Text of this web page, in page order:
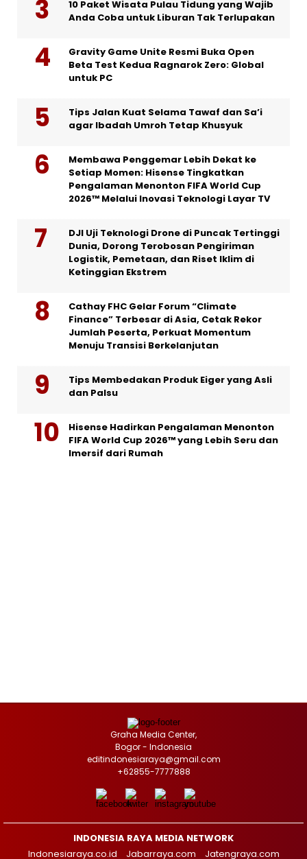
10 Paket Wisata Pulau Tidung yang Wajib
Anda Coba untuk Liburan Tak Terlupakan
Gravity Game Unite Resmi Buka Open
Beta Test Kedua Ragnarok Zero: Global
untuk PC
Tips Jalan Kuat Selama Tawaf dan Sa’i
agar Ibadah Umroh Tetap Khusyuk
Membawa Penggemar Lebih Dekat ke
Setiap Momen: Hisense Tingkatkan
Pengalaman Menonton FIFA World Cup
2026™ Melalui Inovasi Teknologi Layar TV
DJI Uji Teknologi Drone di Puncak Tertinggi
Dunia, Dorong Terobosan Pengiriman
Logistik, Pemetaan, dan Riset Iklim di
Ketinggian Ekstrem
Cathay FHC Gelar Forum “Climate
Finance” Terbesar di Asia, Cetak Rekor
Jumlah Peserta, Perkuat Momentum
Menuju Transisi Berkelanjutan
Tips Membedakan Produk Eiger yang Asli
dan Palsu
Hisense Hadirkan Pengalaman Menonton
FIFA World Cup 2026™ yang Lebih Seru dan
Imersif dari Rumah
Graha Media Center,
Bogor - Indonesia
editindonesiaraya@gmail.com
+62855-7777888
INDONESIA RAYA MEDIA NETWORK
Indonesiaraya.co.id
Jabarraya.com Jatengraya.com